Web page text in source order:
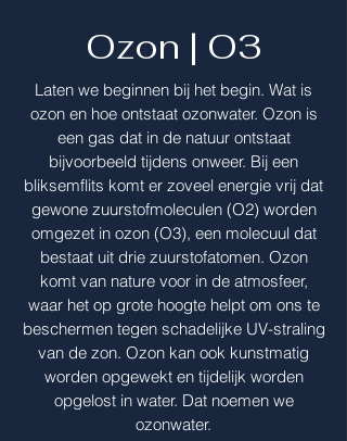
Ozon | O3
Laten we beginnen bij het begin. Wat is
ozon en hoe ontstaat ozonwater. Ozon is
een gas dat in de natuur ontstaat
bijvoorbeeld tijdens onweer. Bij een
bliksemflits komt er zoveel energie vrij dat
gewone zuurstofmoleculen (O2) worden
omgezet in ozon (O3), een molecuul dat
bestaat uit drie zuurstofatomen. Ozon
komt van nature voor in de atmosfeer,
waar het op grote hoogte helpt om ons te
beschermen tegen schadelijke UV-straling
van de zon. Ozon kan ook kunstmatig
worden opgewekt en tijdelijk worden
opgelost in water. Dat noemen we
ozonwater.